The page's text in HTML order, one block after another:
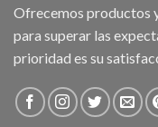
Ofrecemos productos
para superar las
prioridad es su